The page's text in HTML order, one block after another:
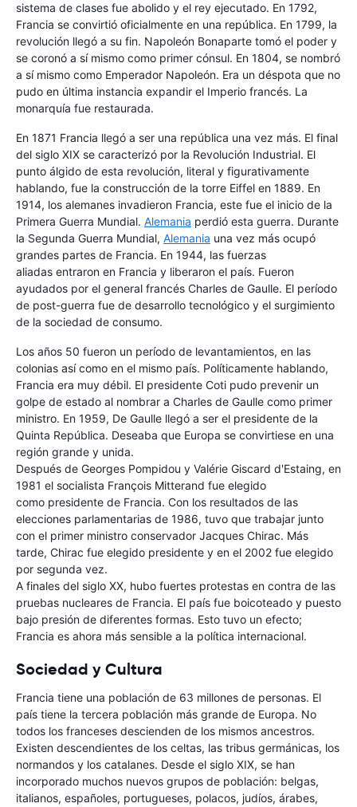
sistema de clases fue abolido y el rey ejecutado. En 1792,
Francia se convirtió oficialmente en una república. En 1799, la
revolución llegó a su fin. Napoleón Bonaparte tomó el poder y
se coronó a sí mismo como primer cónsul. En 1804, se nombró
a sí mismo como Emperador Napoleón. Era un déspota que no
pudo en última instancia expandir el Imperio francés. La
monarquía fue restaurada.
En 1871 Francia llegó a ser una república una vez más. El final
del siglo XIX se caracterizó por la Revolución Industrial. El
punto álgido de esta revolución, literal y figurativamente
hablando, fue la construcción de la torre Eiffel en 1889. En
1914, los alemanes invadieron Francia, este fue el inicio de la
Primera Guerra Mundial. Alemania perdió esta guerra. Durante
la Segunda Guerra Mundial, Alemania una vez más ocupó
grandes partes de Francia. En 1944, las fuerzas
aliadas entraron en Francia y liberaron el país. Fueron
ayudados por el general francés Charles de Gaulle. El período
de post-guerra fue de desarrollo tecnológico y el surgimiento
de la sociedad de consumo.
Los años 50 fueron un período de levantamientos, en las
colonias así como en el mismo país. Políticamente hablando,
Francia era muy débil. El presidente Coti pudo prevenir un
golpe de estado al nombrar a Charles de Gaulle como primer
ministro. En 1959, De Gaulle llegó a ser el presidente de la
Quinta República. Deseaba que Europa se convirtiese en una
región grande y unida.
Después de Georges Pompidou y Valérie Giscard d'Estaing, en
1981 el socialista François Mitterand fue elegido
como presidente de Francia. Con los resultados de las
elecciones parlamentarias de 1986, tuvo que trabajar junto
con el primer ministro conservador Jacques Chirac. Más
tarde, Chirac fue elegido presidente y en el 2002 fue elegido
por segunda vez.
A finales del siglo XX, hubo fuertes protestas en contra de las
pruebas nucleares de Francia. El país fue boicoteado y puesto
bajo presión de diferentes formas. Esto tuvo un efecto;
Francia es ahora más sensible a la política internacional.
Sociedad y Cultura
Francia tiene una población de 63 millones de personas. El
país tiene la tercera población más grande de Europa. No
todos los franceses descienden de los mismos ancestros.
Existen descendientes de los celtas, las tribus germánicas, los
normandos y los catalanes. Desde el siglo XIX, se han
incorporado muchos nuevos grupos de población: belgas,
italianos, españoles, portugueses, polacos, judíos, árabes,